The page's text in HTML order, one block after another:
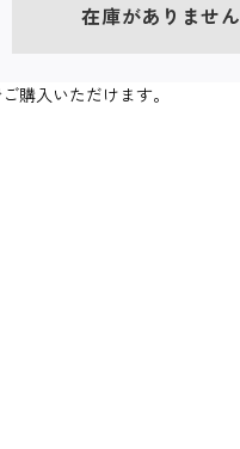
在庫がありません
購入いただけます。